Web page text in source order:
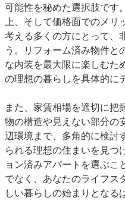
可能性を秘めた選択肢です
上、そして価格面でのメ
考える多くの方にとって、
う。リフォーム済み物件と
な内装を最大限に楽しむた
の理想の暮らしを具体的に
また、家賃相場を適切に把
物の構造や見えない部分の
辺環境まで、多角的に検討
られる理想の住まいを見つ
ョン済みアパートを選ぶこ
でなく、あなたのライフス
しい暮らしの始まりとなる